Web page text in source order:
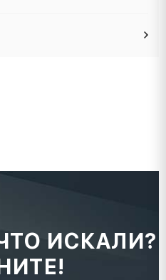
ИСКАЛИ?